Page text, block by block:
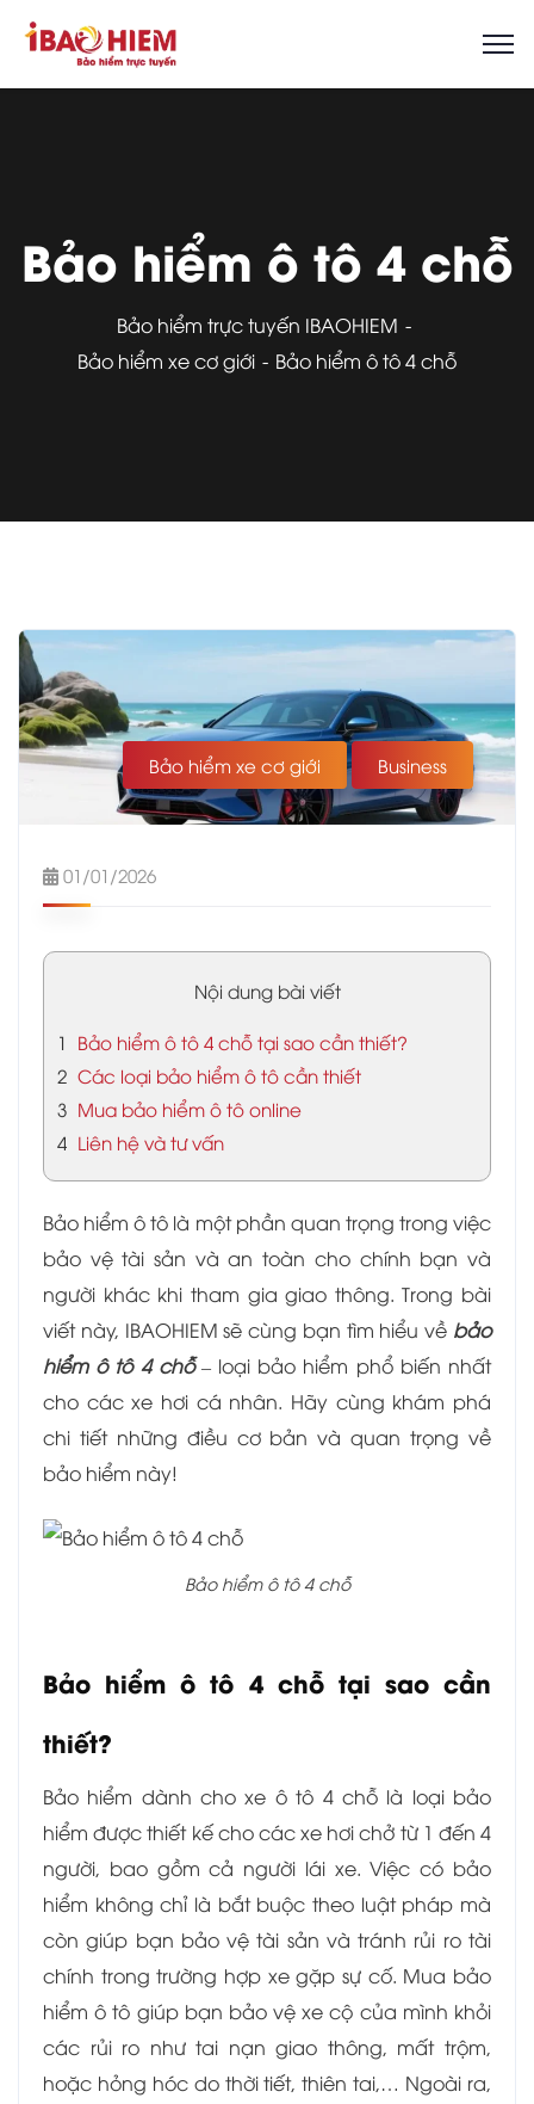
Bảo hiểm ô tô 4 chỗ
Bảo hiểm trực tuyến IBAOHIEM
Bảo hiểm xe cơ giới
Bảo hiểm ô tô 4 chỗ
Bảo hiểm xe cơ giới Business
01/01/2026
Nội dung bài viết
1
Bảo hiểm ô tô 4 chỗ tại sao cần thiết?
2 Các loại bảo hiểm ô tô cần thiết
3 Mua bảo hiểm ô tô online
4 Liên hệ và tư vấn
Bảo hiểm ô tô là một phần quan trọng trong việc
bảo vệ tài sản và an toàn cho chính bạn và
người khác khi tham gia giao thông. Trong bài
viết này, IBAOHIEM sẽ cùng bạn tìm hiểu về bảo
hiểm ô tô 4 chỗ– loại bảo hiểm phổ biến nhất
cho các xe hơi cá nhân. Hãy cùng khám phá
chi tiết những điều cơ bản và quan trọng về
bảo hiểm này!
Bảo hiểm ô tô 4 chỗ
Bảo hiểm ô tô 4 chỗ tại sao cần
thiết?
Bảo hiểm dành cho xe ô tô 4 chỗ là loại bảo
hiểm được thiết kế cho các xe hơi chở từ 1 đến 4
người, bao gồm cả người lái xe. Việc có bảo
hiểm không chỉ là bắt buộc theo luật pháp mà
còn giúp bạn bảo vệ tài sản và tránh rủi ro tài
chính trong trường hợp xe gặp sự cố. Mua bảo
hiểm ô tô giúp bạn bảo vệ xe cộ của mình khỏi
các rủi ro như tai nạn giao thông, mất trộm,
hoặc hỏng hóc do thời tiết, thiên tai,… Ngoài ra,